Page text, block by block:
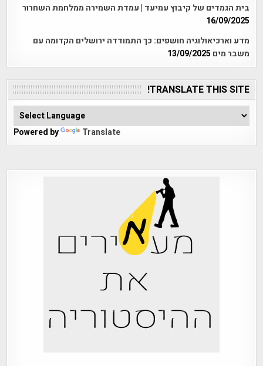
בית הגמדים של קיבוץ עמיעד | עמדת השמירה ממלחמת השחרור
16/09/2025
מדע וארכיאולוגיה חושפים: כך התמודדה ירושלים הקדומה עם
משבר מים 13/09/2025
TRANSLATE THIS SITE!
Powered by Translate